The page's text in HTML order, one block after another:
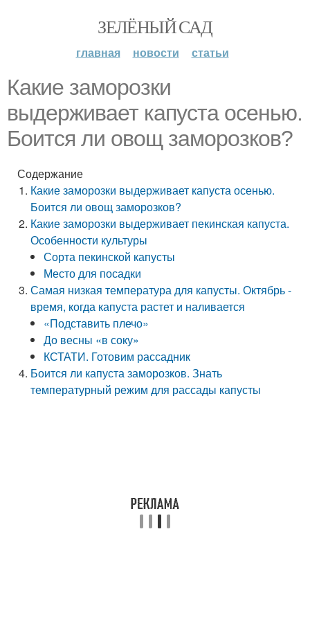
ЗЕЛЁНЫЙ САД
главная новости статьи
Какие заморозки
выдерживает капуста осенью.
Боится ли овощ заморозков?
Содержание
Какие заморозки выдерживает капуста осенью.
Боится ли овощ заморозков?
Какие заморозки выдерживает пекинская капуста.
Особенности культуры
Сорта пекинской капусты
Место для посадки
Самая низкая температура для капусты. Октябрь -
время, когда капуста растет и наливается
«Подставить плечо»
До весны «в соку»
КСТАТИ. Готовим рассадник
Боится ли капуста заморозков. Знать
температурный режим для рассады капусты